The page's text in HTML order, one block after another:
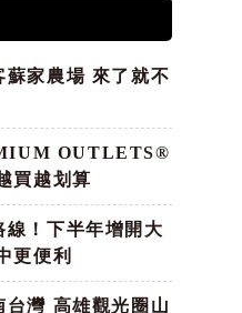
蘇家農場 來了就不
OUTLETS®
買越划算
線！下半年增開大
更便利
台灣 高雄觀光圈山